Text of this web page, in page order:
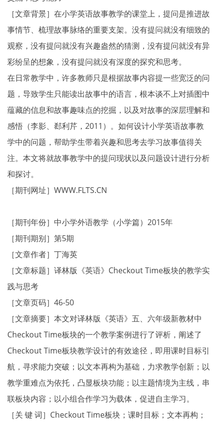
［文章背景］在小学英语故事教学的课堂上，提问是推进故
事情节、梳理故事脉络的重要支架。没有提问就没有细致的
观察，没有提问就没有兴趣盎然的猜测，没有提问就没有异
彩纷呈的想象，没有提问就没有深度的探究和思考。
在日常教学中，许多教师只是根据故事内容提一些宽泛的问
题，导致学生只能读出故事中的语言，根本谈不上对插图中
蕴藏的信息和故事趣味点的挖掘，以及对故事的深层理解和
感悟（李影、郄利芹，2011）。如何设计小学英语故事教
学中的问题，帮助学生带着兴趣和思考去学习故事值得关
注。本文将就故事教学中的提问现状以及问题设计进行分析
和探讨。
［期刊网址］WWW.FLTS.CN
［期刊年份］中小学外语教学（小学篇）2015年
［期刊期别］第5期
［文章作者］丁海英
［文章标题］译林版《英语》Checkout Time板块的教学实
践与思考
［文章页码］46-50
［文章摘要］本文对译林版《英语》五、六年级新教材中
Checkout Time板块的一个教学案例进行了评析，阐述了
Checkout Time板块教学设计的有效途径，即用课时目标引
航，寻求能力突破；以文本再构为基础，力求教学创新；以
教学重难点为依托，凸显板块功能；以主题情境为主线，串
联板块内容；以小组合作学习为载体，促进自主学习。
［关 键 词］Checkout Time板块；课时目标；文本再构；